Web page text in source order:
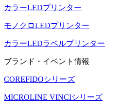
カラーLEDプリンター
モノクロLEDプリンター
カラーLEDラベルプリンター
ブランド・イベント情報
COREFIDOシリーズ
MICROLINE VINCIシリーズ